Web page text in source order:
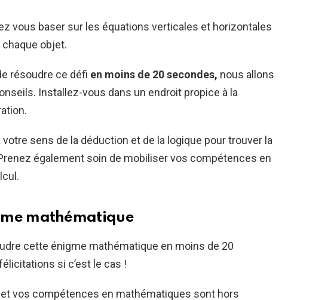
vous baser sur les équations verticales et horizontales
chaque objet.
résoudre ce défi en moins de 20 secondes, nous allons
Installez-vous dans un endroit propice à la
sens de la déduction et de la logique pour trouver la
également soin de mobiliser vos compétences en
mathématique
cette énigme mathématique en moins de 20
si c’est le cas !
vos compétences en mathématiques sont hors